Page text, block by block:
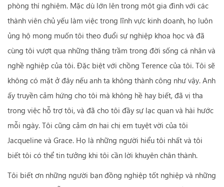
phòng thí nghiệm. Mặc dù lớn lên trong một gia đình với các
thành viên chủ yếu làm việc trong lĩnh vực kinh doanh, họ luôn
ủng hộ mong muốn tôi theo đuổi sự nghiệp khoa học và đã
cùng tôi vượt qua những thăng trầm trong đời sống cá nhân và
nghề nghiệp của tôi. Đặc biệt với chồng Terence của tôi. Tôi sẽ
không có mặt ở đây nếu anh ta không thành công như vậy. Anh
ấy truyền cảm hứng cho tôi mà không hề hay biết, đã vị tha
trong việc hỗ trợ tôi, và đã cho tôi đầy sự lạc quan và hài hước
mỗi ngày. Tôi cũng cảm ơn hai chị em tuyệt vời của tôi
Jacqueline và Grace. Họ là những người hiểu tôi nhất và tôi
biết tôi có thể tin tưởng khi tôi cần lời khuyên chân thành.
Tôi biết ơn những người bạn đồng nghiệp tốt nghiệp và những